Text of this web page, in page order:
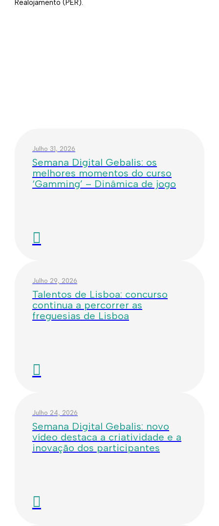
Realojamento (PER).
Julho 31, 2026
Semana Digital Gebalis: os
melhores momentos do curso
‘Gamming’ – Dinâmica de jogo
Julho 29, 2026
Talentos de Lisboa: concurso
continua a percorrer as
freguesias de Lisboa
Julho 24, 2026
Semana Digital Gebalis: novo
vídeo destaca a criatividade e a
inovação dos participantes